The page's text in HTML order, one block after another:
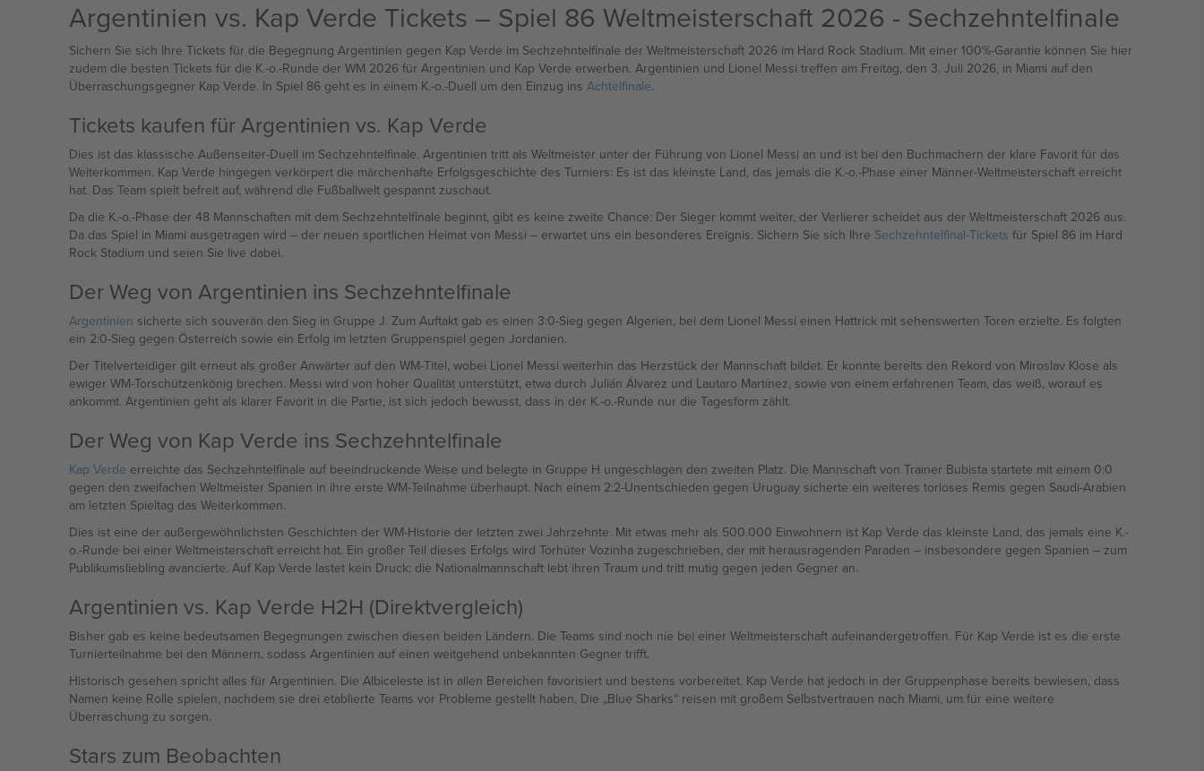
Argentinien vs. Kap Verde Tickets – Spiel 86 Weltmeisterschaft 2026 - Sechzehntelfinale
Sichern Sie sich Ihre Tickets für die Begegnung Argentinien gegen Kap Verde im Sechzehntelfinale der Weltmeisterschaft 2026 im Hard Rock Stadium. Mit einer 100%-Garantie können Sie hier
zudem die besten Tickets für die K.-o.-Runde der WM 2026 für Argentinien und Kap Verde erwerben. Argentinien und Lionel Messi treffen am Freitag, den 3. Juli 2026, in Miami auf den
Überraschungsgegner Kap Verde. In Spiel 86 geht es in einem K.-o.-Duell um den Einzug ins Achtelfinale.
Tickets kaufen für Argentinien vs. Kap Verde
Dies ist das klassische Außenseiter-Duell im Sechzehntelfinale. Argentinien tritt als Weltmeister unter der Führung von Lionel Messi an und ist bei den Buchmachern der klare Favorit für das
Weiterkommen. Kap Verde hingegen verkörpert die märchenhafte Erfolgsgeschichte des Turniers: Es ist das kleinste Land, das jemals die K.-o.-Phase einer Männer-Weltmeisterschaft erreicht
hat. Das Team spielt befreit auf, während die Fußballwelt gespannt zuschaut.
Da die K.-o.-Phase der 48 Mannschaften mit dem Sechzehntelfinale beginnt, gibt es keine zweite Chance: Der Sieger kommt weiter, der Verlierer scheidet aus der Weltmeisterschaft 2026 aus.
Da das Spiel in Miami ausgetragen wird – der neuen sportlichen Heimat von Messi – erwartet uns ein besonderes Ereignis. Sichern Sie sich Ihre Sechzehntelfinal-Tickets für Spiel 86 im Hard
Rock Stadium und seien Sie live dabei.
Der Weg von Argentinien ins Sechzehntelfinale
Argentinien sicherte sich souverän den Sieg in Gruppe J. Zum Auftakt gab es einen 3:0-Sieg gegen Algerien, bei dem Lionel Messi einen Hattrick mit sehenswerten Toren erzielte. Es folgten
ein 2:0-Sieg gegen Österreich sowie ein Erfolg im letzten Gruppenspiel gegen Jordanien.
Der Titelverteidiger gilt erneut als großer Anwärter auf den WM-Titel, wobei Lionel Messi weiterhin das Herzstück der Mannschaft bildet. Er konnte bereits den Rekord von Miroslav Klose als
ewiger WM-Torschützenkönig brechen. Messi wird von hoher Qualität unterstützt, etwa durch Julián Álvarez und Lautaro Martínez, sowie von einem erfahrenen Team, das weiß, worauf es
ankommt. Argentinien geht als klarer Favorit in die Partie, ist sich jedoch bewusst, dass in der K.-o.-Runde nur die Tagesform zählt.
Der Weg von Kap Verde ins Sechzehntelfinale
Kap Verde erreichte das Sechzehntelfinale auf beeindruckende Weise und belegte in Gruppe H ungeschlagen den zweiten Platz. Die Mannschaft von Trainer Bubista startete mit einem 0:0
gegen den zweifachen Weltmeister Spanien in ihre erste WM-Teilnahme überhaupt. Nach einem 2:2-Unentschieden gegen Uruguay sicherte ein weiteres torloses Remis gegen Saudi-Arabien
am letzten Spieltag das Weiterkommen.
Dies ist eine der außergewöhnlichsten Geschichten der WM-Historie der letzten zwei Jahrzehnte. Mit etwas mehr als 500.000 Einwohnern ist Kap Verde das kleinste Land, das jemals eine K.-
o.-Runde bei einer Weltmeisterschaft erreicht hat. Ein großer Teil dieses Erfolgs wird Torhüter Vozinha zugeschrieben, der mit herausragenden Paraden – insbesondere gegen Spanien – zum
Publikumsliebling avancierte. Auf Kap Verde lastet kein Druck; die Nationalmannschaft lebt ihren Traum und tritt mutig gegen jeden Gegner an.
Argentinien vs. Kap Verde H2H (Direktvergleich)
Bisher gab es keine bedeutsamen Begegnungen zwischen diesen beiden Ländern. Die Teams sind noch nie bei einer Weltmeisterschaft aufeinandergetroffen. Für Kap Verde ist es die erste
Turnierteilnahme bei den Männern, sodass Argentinien auf einen weitgehend unbekannten Gegner trifft.
Historisch gesehen spricht alles für Argentinien. Die Albiceleste ist in allen Bereichen favorisiert und bestens vorbereitet. Kap Verde hat jedoch in der Gruppenphase bereits bewiesen, dass
Namen keine Rolle spielen, nachdem sie drei etablierte Teams vor Probleme gestellt haben. Die „Blue Sharks“ reisen mit großem Selbstvertrauen nach Miami, um für eine weitere
Überraschung zu sorgen.
Stars zum Beobachten